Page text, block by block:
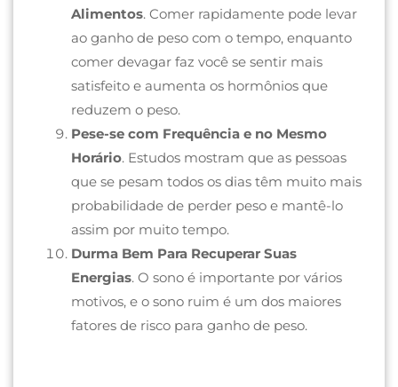
Alimentos. Comer rapidamente pode levar
ao ganho de peso com o tempo, enquanto
comer devagar faz você se sentir mais
satisfeito e aumenta os hormônios que
reduzem o peso.
Pese-se com Frequência e no Mesmo
Horário. Estudos mostram que as pessoas
que se pesam todos os dias têm muito mais
probabilidade de perder peso e mantê-lo
assim por muito tempo.
Durma Bem Para Recuperar Suas
Energias. O sono é importante por vários
motivos, e o sono ruim é um dos maiores
fatores de risco para ganho de peso.